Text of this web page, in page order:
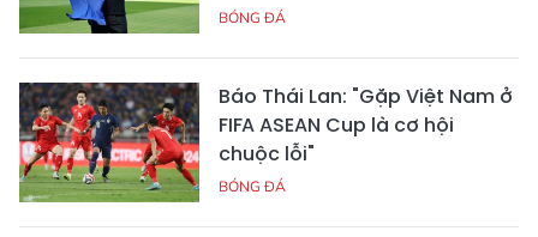
BÓNG ĐÁ
Báo Thái Lan: "Gặp Việt Nam ở
FIFA ASEAN Cup là cơ hội
chuộc lỗi"
BÓNG ĐÁ